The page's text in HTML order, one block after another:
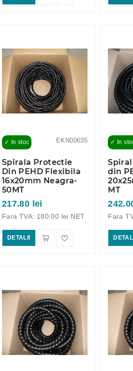
EKN00635
✓ In stoc
Spirala Protectie
Din PEHD Flexibila
16x20mm Neagra-
50MT
217.80 lei
Fara TVA: 180.00 lei NET
DETALII
✓ In
din
MT
Fara
DETALII